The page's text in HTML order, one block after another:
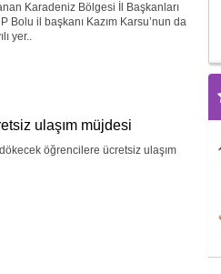
Karadeniz Bölgesi İl Başkanları
Bolu il başkanı Kazım Karsu’nun da
yer..
ulaşım müjdesi
öğrencilere ücretsiz ulaşım